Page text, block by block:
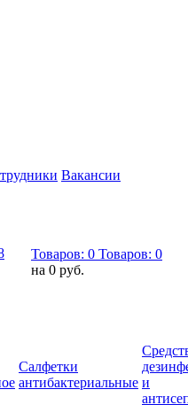
Вакансии
Товаров: 0 Товаров: 0
на 0 руб.
Салфетки
антибактериальные и